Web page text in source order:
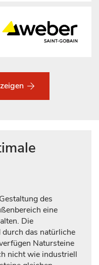
des
eine
Die
das natürliche
Natursteine
nicht wie industriell